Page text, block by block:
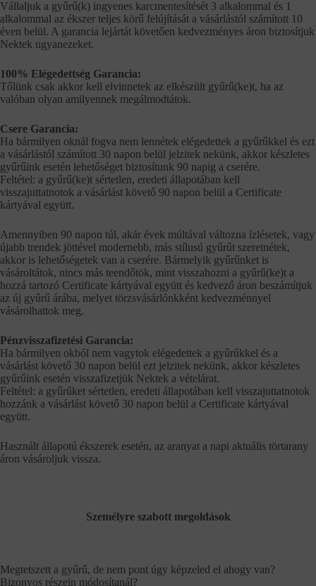
Vállaljuk a gyűrű(k) ingyenes karcmentesítését 3 alkalommal és 1
alkalommal az ékszer teljes körű felújítását a vásárlástól számított 10
éven belül. A garancia lejártát követően kedvezményes áron biztosítjuk
Nektek ugyanezeket.
100% Elégedettség Garancia:
Tőlünk csak akkor kell elvinnetek az elkészült gyűrű(ke)t, ha az
valóban olyan amilyennek megálmodtátok.
Csere Garancia:
Ha bármilyen oknál fogva nem lennétek elégedettek a gyűrűkkel és ezt
a vásárlástól számított 30 napon belül jelzitek nekünk, akkor készletes
gyűrűink esetén lehetőséget biztosítunk 90 napig a cserére.
Feltétel: a gyűrű(ke)t sértetlen, eredeti állapotában kell
visszajuttatnotok a vásárlást követő 90 napon belül a Certificate
kártyával együtt.
Amennyiben 90 napon túl, akár évek múltával változna ízlésetek, vagy
újabb trendek jöttével modernebb, más stílusú gyűrűt szeretnétek,
akkor is lehetőségetek van a cserére. Bármelyik gyűrűnket is
vásároltátok, nincs más teendőtök, mint visszahozni a gyűrű(ke)t a
hozzá tartozó Certificate kártyával együtt és kedvező áron beszámítjuk
az új gyűrű árába, melyet törzsvásárlónkként kedvezménnyel
vásárolhattok meg.
Pénzvisszafizetési Garancia:
Ha bármilyen okból nem vagytok elégedettek a gyűrűkkel és a
vásárlást követő 30 napon belül ezt jelzitek nekünk, akkor készletes
gyűrűink esetén visszafizetjük Nektek a vételárat.
Feltétel: a gyűrűket sértetlen, eredeti állapotában kell visszajuttatnotok
hozzánk a vásárlást követő 30 napon belül a Certificate kártyával
együtt.
Használt állapotú ékszerek esetén, az aranyat a napi aktuális törtarany
áron vásároljuk vissza.
Személyre szabott megoldások
Megtetszett a gyűrű, de nem pont úgy képzeled el ahogy van?
Bizonyos részein módosítanál?